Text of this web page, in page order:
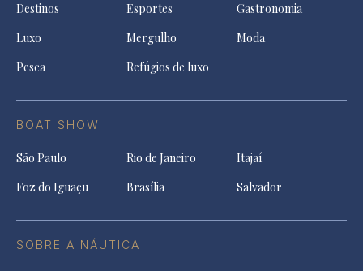
Destinos Esportes
Gastronomia
Luxo
Mergulho
Moda
Pesca
Refúgios de luxo
BOAT SHOW
São Paulo Rio de Janeiro
Itajaí
Foz do Iguaçu
Brasília Salvador
SOBRE A NÁUTICA